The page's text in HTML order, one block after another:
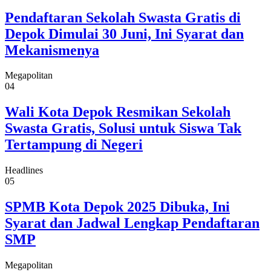
Pendaftaran Sekolah Swasta Gratis di
Depok Dimulai 30 Juni, Ini Syarat dan
Mekanismenya
Megapolitan
04
Wali Kota Depok Resmikan Sekolah
Swasta Gratis, Solusi untuk Siswa Tak
Tertampung di Negeri
Headlines
05
SPMB Kota Depok 2025 Dibuka, Ini
Syarat dan Jadwal Lengkap Pendaftaran
SMP
Megapolitan